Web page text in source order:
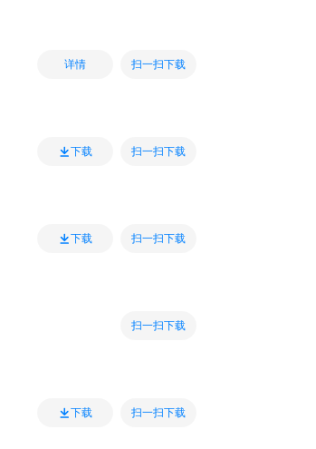
详情 扫一扫下载
下载 扫一扫下载
下载 扫一扫下载
扫一扫下载
下载 扫一扫下载